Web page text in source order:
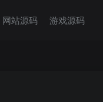
网站源码 游戏源码